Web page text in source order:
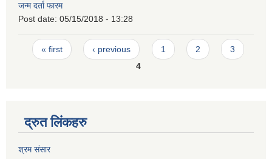
जन्म दर्ता फारम
Post date: 05/15/2018 - 13:28
Pages
« first ‹ previous 1 2
3
4
द्रुत लिंकहरु
श्रम संसार